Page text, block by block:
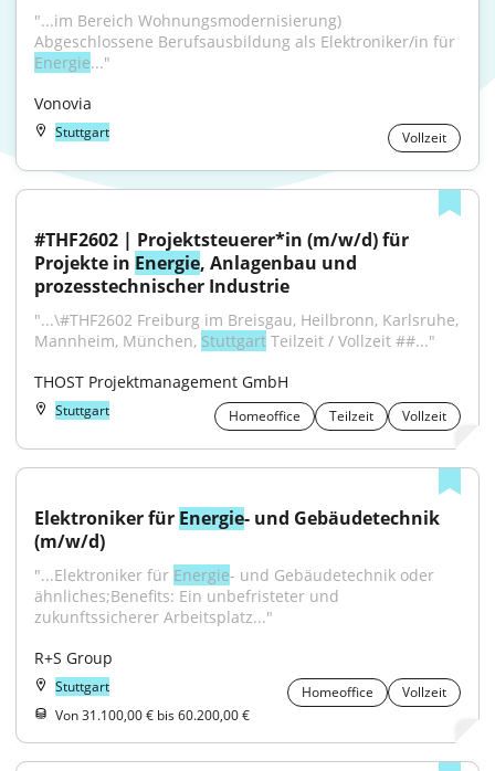
"...im Bereich Wohnungsmodernisierung)
Energie..."
Vonovia
Stuttgart Vollzeit
#THF2602 | Projektsteuerer*in (m/w/d) für
Projekte in Energie, Anlagenbau und
prozesstechnischer Industrie
"...\#THF2602 Freiburg im Breisgau, Heilbronn, Karlsruhe,
Mannheim, München, Stuttgart Teilzeit / Vollzeit ##..."
THOST Projektmanagement GmbH
Stuttgart Homeoffice Teilzeit Vollzeit
Elektroniker für Energie- und Gebäudetechnik
(m/w/d)
"...Elektroniker für Energie- und Gebäudetechnik oder
ähnliches;Benefits: Ein unbefristeter und
zukunftssicherer Arbeitsplatz..."
R+S Group
Stuttgart Homeoffice
Vollzeit
Von 31.100,00 € bis 60.200,00 €